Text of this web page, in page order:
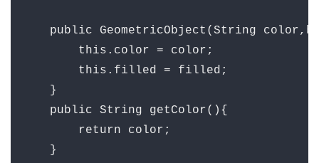
public GeometricObject(String
        this.color = color;
        this.filled = filled;
    }
    public String getColor(){
        return color;
    }